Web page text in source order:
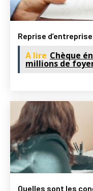
Reprise
A lire Chèque
millions de
Quelles sont les